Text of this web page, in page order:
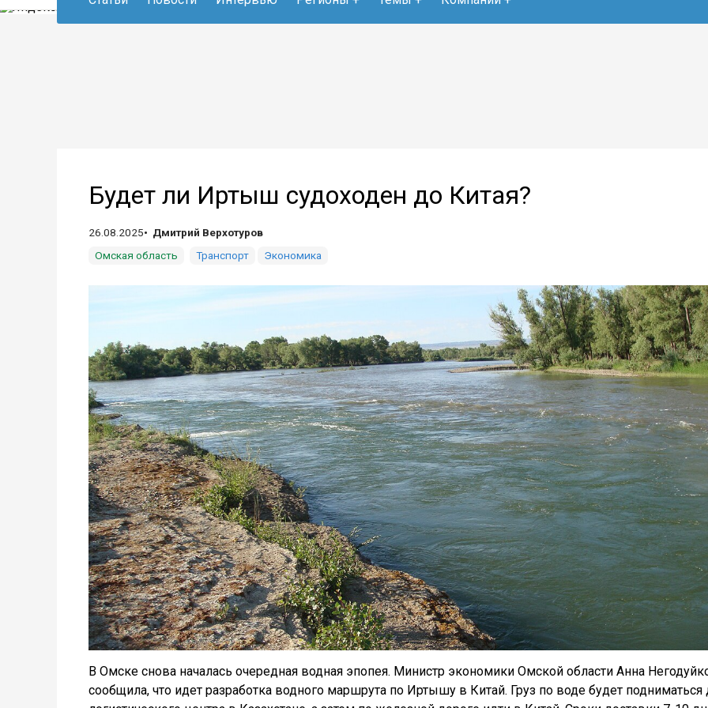
Будет ли Иртыш судоходен до Китая?
26.08.2025
Дмитрий Верхотуров
Омская область
Транспорт Экономика
В Омске снова началась очередная водная эпопея. Министр экономики Омской области Анна
сообщила, что идет разработка водного маршрута по Иртышу в Китай. Груз по воде будет подниматься